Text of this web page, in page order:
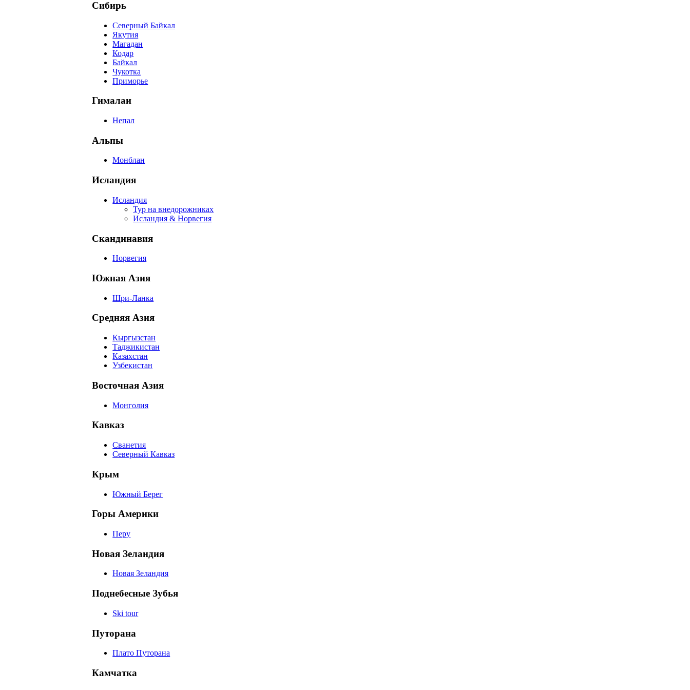
Сибирь
Северный Байкал
Якутия
Магадан
Кодар
Байкал
Чукотка
Приморье
Гималаи
Непал
Альпы
Монблан
Исландия
Исландия
Тур на внедорожниках
Исландия & Норвегия
Скандинавия
Норвегия
Южная Азия
Шри-Ланка
Средняя Азия
Кыргызстан
Таджикистан
Казахстан
Узбекистан
Восточная Азия
Монголия
Кавказ
Сванетия
Северный Кавказ
Крым
Южный Берег
Горы Америки
Перу
Новая Зеландия
Новая Зеландия
Поднебесные Зубья
Ski tour
Путорана
Плато Путорана
Камчатка